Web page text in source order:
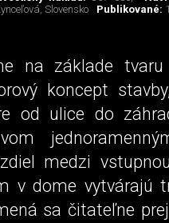
Slovensko Publikované:
na základe tvaru
koncept
od ulice do
medzi
v dome vytvárajú
sa čitateľne